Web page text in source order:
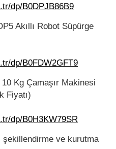
dp/B0DPJB86B9
Akıllı Robot Süpürge
dp/B0FDW2GFT9
Kg Çamaşır Makinesi
Fiyatı)
dp/B0H3KW79SR
ve kurutma